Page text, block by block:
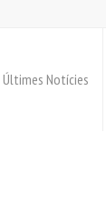
Últimes Notícies